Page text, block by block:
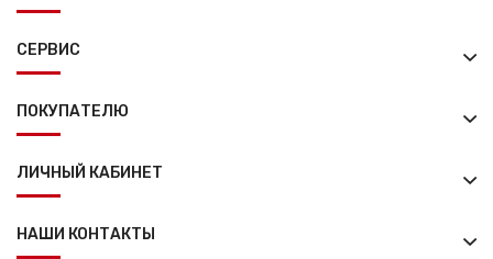
СЕРВИС
ПОКУПАТЕЛЮ
ЛИЧНЫЙ КАБИНЕТ
НАШИ КОНТАКТЫ